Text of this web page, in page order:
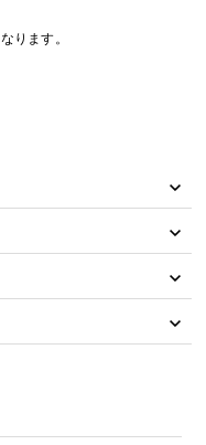
ります。